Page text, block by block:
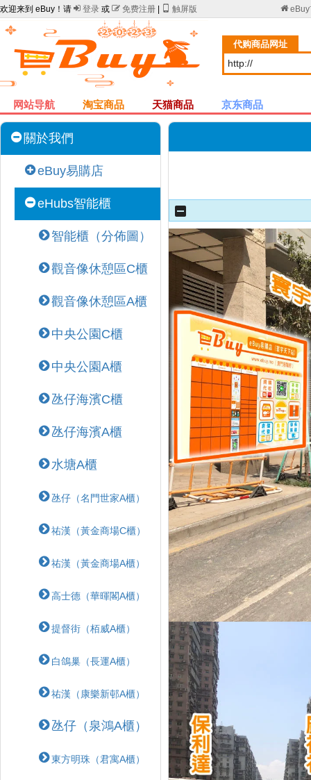
欢迎来到 eBuy！请  登录 或  免费注册 触屏版 eBuy
代购商品网址
网站导航 淘宝商品 天猫商品 京东商品
關於我們
eBuy易購店
eHubs智能櫃
智能櫃（分佈圖）
觀音像休憩區C櫃
觀音像休憩區A櫃
中央公園C櫃
中央公園A櫃
氹仔海濱C櫃
氹仔海濱A櫃
水塘A櫃
氹仔（名門世家A櫃）
祐漢（黃金商場C櫃）
祐漢（黃金商場A櫃）
高士德（華暉閣A櫃）
提督街（栢威A櫃）
白鴿巢（長運A櫃）
祐漢（康樂新邨A櫃）
氹仔（泉鴻A櫃）
東方明珠（君寓A櫃）